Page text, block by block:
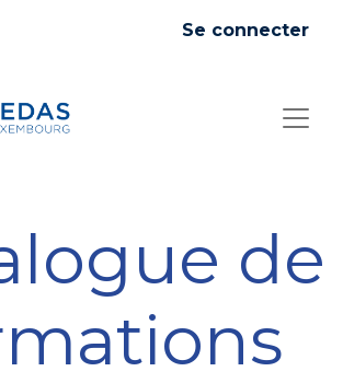
Se connecter
de